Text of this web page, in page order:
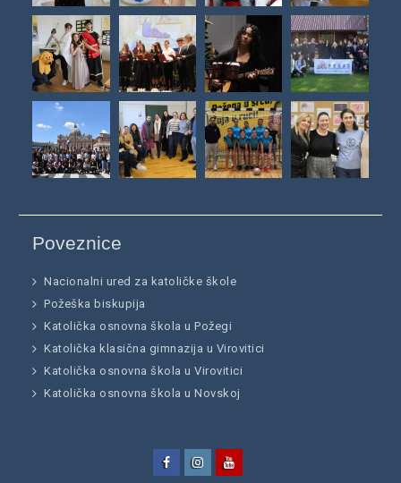
Poveznice
Nacionalni ured za katoličke škole
Požeška biskupija
Katolička osnovna škola u Požegi
Katolička klasična gimnazija u Virovitici
Katolička osnovna škola u Virovitici
Katolička osnovna škola u Novskoj